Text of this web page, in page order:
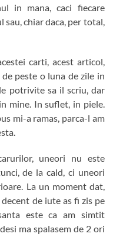
in mana, caci fiecare
chiar daca, per total,
carti, acest articol,
de peste o luna de zile in
potrivite sa il scriu, dar
mine. In suflet, in piele.
mi-a ramas, parca-l am
uneori nu este
de la cald, ci uneori
La un moment dat,
de iute as fi zis pe
este ca am simtit
ma spalasem de 2 ori